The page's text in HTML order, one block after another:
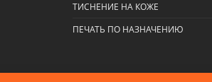
ТИСНЕНИЕ НА КОЖЕ
ПЕЧАТЬ ПО НАЗНАЧЕНИЮ